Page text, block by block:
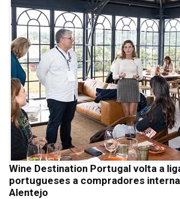
Wine Destination Portugal volta a
portugueses a compradores
Alentejo